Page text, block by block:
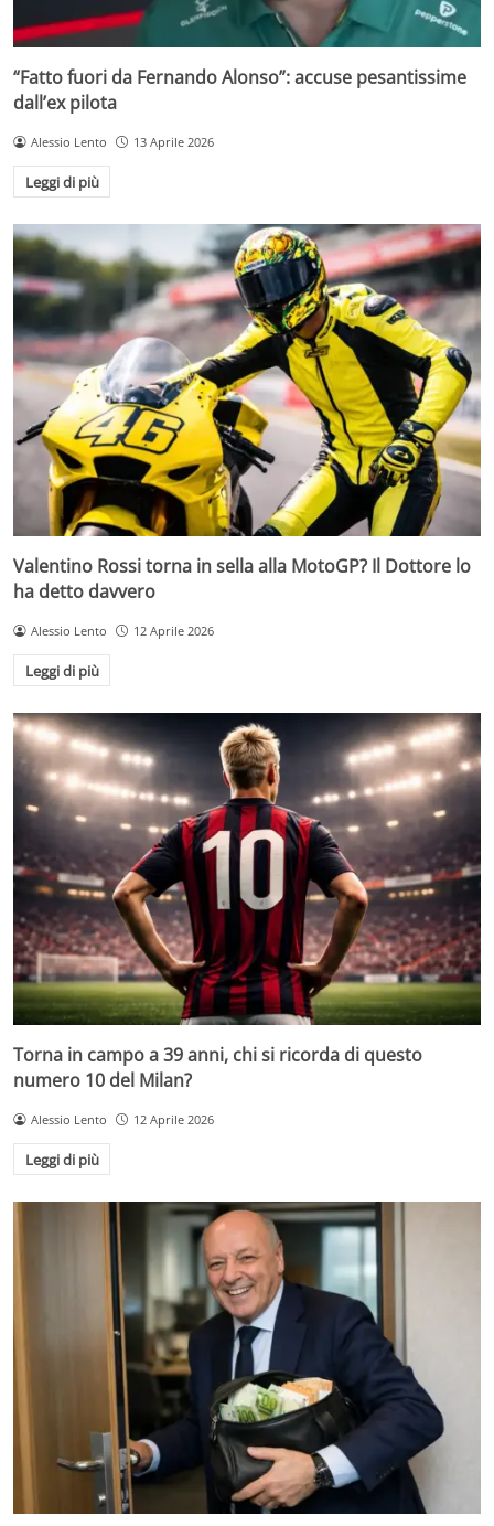
“Fatto fuori da Fernando Alonso”: accuse pesantissime
dall’ex pilota
Alessio Lento 13 Aprile 2026
Leggi di più
Valentino Rossi torna in sella alla MotoGP? Il Dottore lo
ha detto davvero
Alessio Lento 12 Aprile 2026
Leggi di più
Torna in campo a 39 anni, chi si ricorda di questo
numero 10 del Milan?
Alessio Lento 12 Aprile 2026
Leggi di più